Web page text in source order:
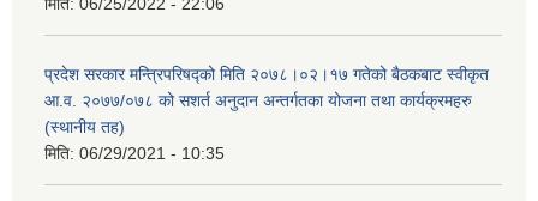
मिति: 06/25/2022 - 22:06
प्रदेश सरकार मन्त्रिपरिषद्को मिति २०७८।०२।१७ गतेको बैठकबाट स्वीकृत
आ.व. २०७७/०७८ को सशर्त अनुदान अन्तर्गतका योजना तथा कार्यक्रमहरु
(स्थानीय तह)
मिति: 06/29/2021 - 10:35